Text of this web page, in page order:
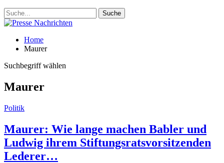
Home
Maurer
Suchbegriff wählen
Maurer
Politik
Maurer: Wie lange machen Babler und
Ludwig ihrem Stiftungsratsvorsitzenden
Lederer…